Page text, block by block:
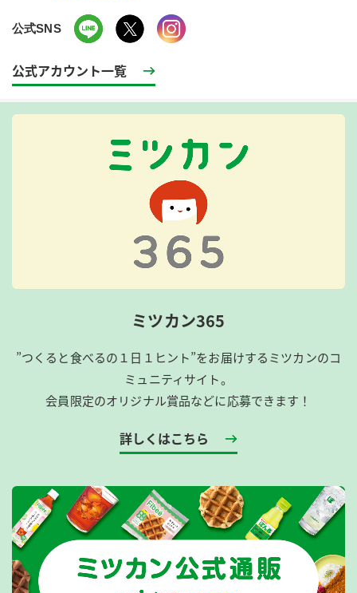
公式SNS
公式アカウント一覧
ミツカン365
”つくると食べるの１日１ヒント”をお届けするミツカンのコ
ミュニティサイト。
会員限定のオリジナル賞品などに応募できます！
詳しくはこちら